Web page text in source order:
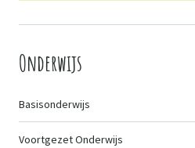
Onderwijs
Basisonderwijs
Voortgezet Onderwijs